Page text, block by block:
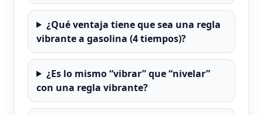
¿Qué ventaja tiene que sea una regla
vibrante a gasolina (4 tiempos)?
¿Es lo mismo “vibrar” que “nivelar”
con una regla vibrante?